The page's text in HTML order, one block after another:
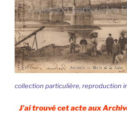
collection particulière, reproduction
J’ai trouvé cet acte aux